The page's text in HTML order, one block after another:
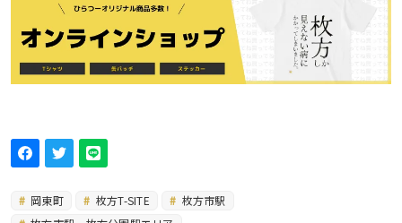
岡東町 枚方T-SITE
枚方市駅